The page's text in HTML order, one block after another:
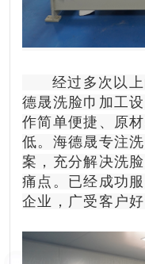
经过多次以上
德晟洗脸巾加工
作简单便捷、原
低。海德晟专注
案，充分解决洗
痛点。已经成功
企业，广受客户好